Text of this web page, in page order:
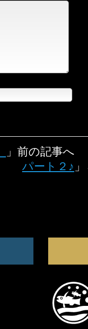
」前の記事
パート２♪